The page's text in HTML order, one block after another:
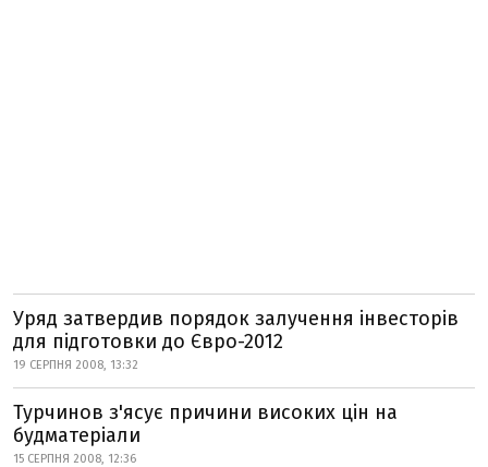
Уряд затвердив порядок залучення інвесторів
для підготовки до Євро-2012
19 СЕРПНЯ 2008, 13:32
Турчинов з'ясує причини високих цін на
будматеріали
15 СЕРПНЯ 2008, 12:36